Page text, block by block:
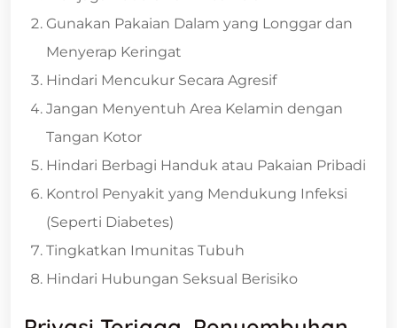
Gunakan Pakaian Dalam yang Longgar dan
Menyerap Keringat
Hindari Mencukur Secara Agresif
Jangan Menyentuh Area Kelamin dengan
Tangan Kotor
Hindari Berbagi Handuk atau Pakaian Pribadi
Kontrol Penyakit yang Mendukung Infeksi
(Seperti Diabetes)
Tingkatkan Imunitas Tubuh
Hindari Hubungan Seksual Berisiko